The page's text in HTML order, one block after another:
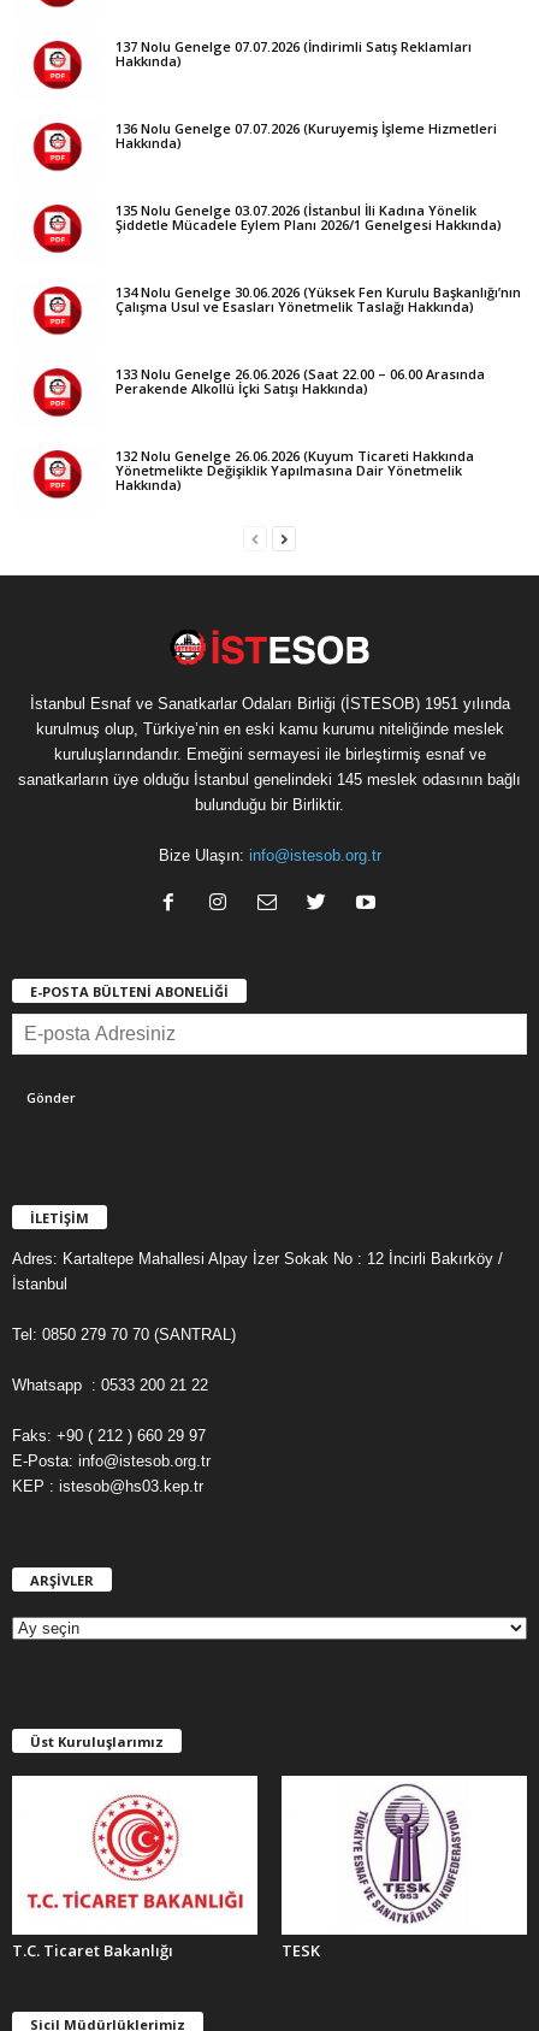
137 Nolu Genelge 07.07.2026 (İndirimli Satış Reklamları
Hakkında)
136 Nolu Genelge 07.07.2026 (Kuruyemiş İşleme Hizmetleri
Hakkında)
135 Nolu Genelge 03.07.2026 (İstanbul İli Kadına Yönelik
Şiddetle Mücadele Eylem Planı 2026/1 Genelgesi Hakkında)
134 Nolu Genelge 30.06.2026 (Yüksek Fen Kurulu Başkanlığı’nın
Çalışma Usul ve Esasları Yönetmelik Taslağı Hakkında)
133 Nolu Genelge 26.06.2026 (Saat 22.00 – 06.00 Arasında
Perakende Alkollü İçki Satışı Hakkında)
132 Nolu Genelge 26.06.2026 (Kuyum Ticareti Hakkında
Yönetmelikte Değişiklik Yapılmasına Dair Yönetmelik
Hakkında)
İstanbul Esnaf ve Sanatkarlar Odaları Birliği (İSTESOB) 1951 yılında
kurulmuş olup, Türkiye’nin en eski kamu kurumu niteliğinde meslek
kuruluşlarındandır. Emeğini sermayesi ile birleştirmiş esnaf ve
sanatkarların üye olduğu İstanbul genelindeki 145 meslek odasının bağlı
bulunduğu bir Birliktir.
Bize Ulaşın: info@istesob.org.tr
E-POSTA BÜLTENİ ABONELİĞİ
İLETİŞİM
Adres: Kartaltepe Mahallesi Alpay İzer Sokak No : 12 İncirli Bakırköy /
İstanbul
Tel: 0850 279 70 70 (SANTRAL)
Whatsapp : 0533 200 21 22
Faks: +90 ( 212 ) 660 29 97
E-Posta: info@istesob.org.tr
KEP : istesob@hs03.kep.tr
ARŞİVLER
E
R
Üst Kuruluşlarımız
T.C. Ticaret Bakanlığı TESK
Sicil Müdürlüklerimiz